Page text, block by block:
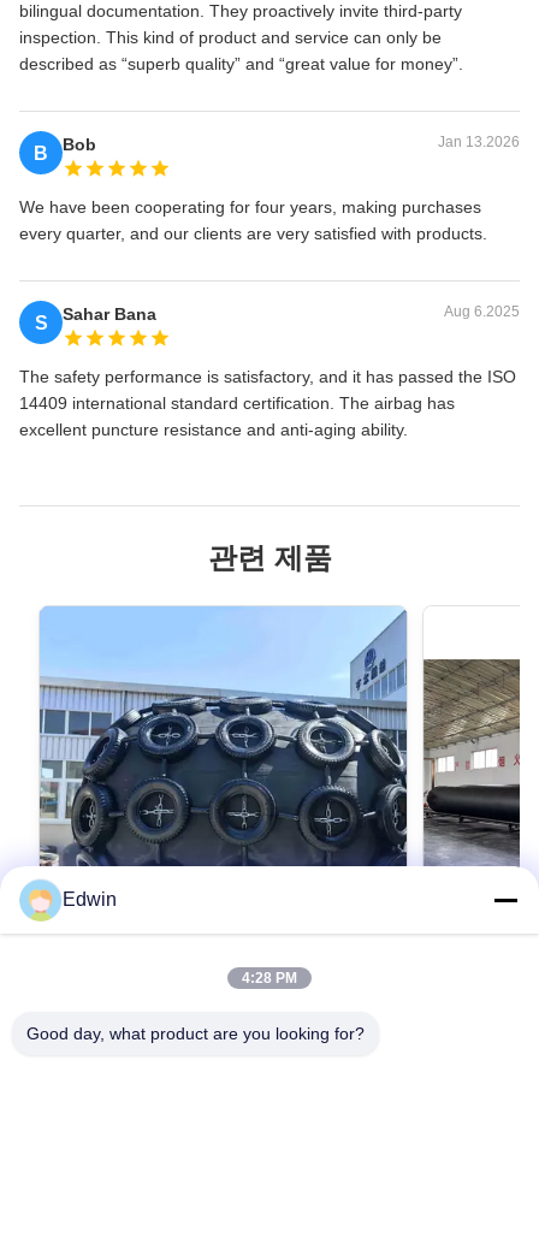
bilingual documentation. They proactively invite third‑party
inspection. This kind of product and service can only be
described as “superb quality” and “great value for money”.
B Bob Jan 13.2026
We have been cooperating for four years, making purchases
every quarter, and our clients are very satisfied with products.
S Sahar Bana Aug 6.2025
The safety performance is satisfactory, and it has passed the ISO
14409 international standard certification. The airbag has
excellent puncture resistance and anti-aging ability.
관련 제품
Introduction of Marine Rubber Airbag 1. Marine
Edwin
4:28 PM
Good day, what product are you looking for?